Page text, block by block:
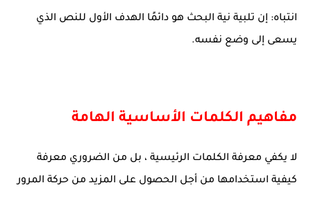
انتباه: إن تلبية نية البحث هو دائمًا الهدف الأول للنص الذي
يسعى إلى وضع نفسه.
مفاهيم الكلمات الأساسية الهامة
لا يكفي معرفة الكلمات الرئيسية ، بل من الضروري معرفة
كيفية استخدامها من أجل الحصول على المزيد من حركة المرور